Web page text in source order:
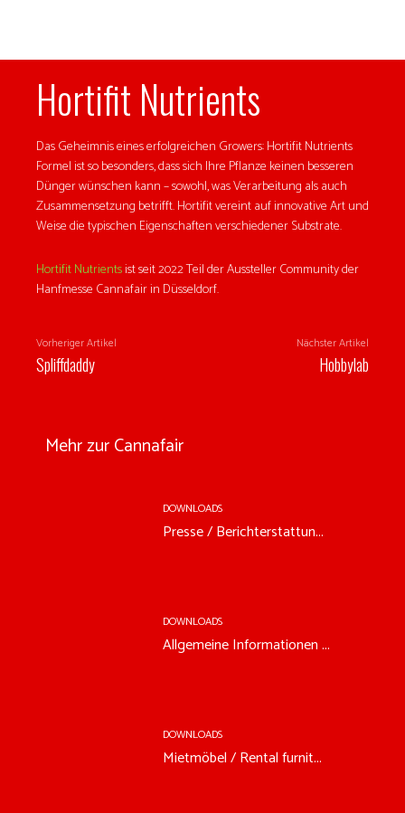
Hortifit Nutrients
Das Geheimnis eines erfolgreichen Growers: Hortifit Nutrients
Formel ist so besonders, dass sich Ihre Pflanze keinen besseren
Dünger wünschen kann – sowohl, was Verarbeitung als auch
Zusammensetzung betrifft. Hortifit vereint auf innovative Art und
Weise die typischen Eigenschaften verschiedener Substrate.
Hortifit Nutrientsist seit 2022 Teil der Aussteller Community der
Hanfmesse Cannafair in Düsseldorf.
Vorheriger Artikel
Spliffdaddy
Nächster Artikel
Hobbylab
Mehr zur Cannafair
DOWNLOADS
Presse / Berichterstattun...
DOWNLOADS
Allgemeine Informationen ...
DOWNLOADS
Mietmöbel / Rental furnit...